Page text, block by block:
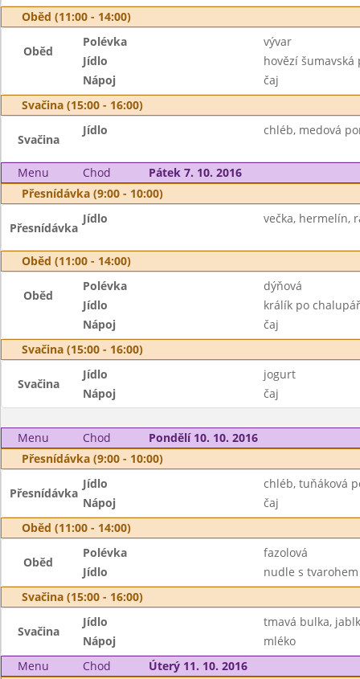
Oběd (11:00 - 14:00)
Oběd
Polévka
vývar
Jídlo
hovězí šumavská
Nápoj
čaj
Svačina (15:00 - 16:00)
Svačina
Jídlo chléb, medová
Menu Chod
Pátek 7. 10. 2016
Přesnídávka (9:00 - 10:00)
Přesnídávka
Jídlo večka, hermelín,
Oběd (11:00 - 14:00)
Oběd
Polévka
dýňová
Jídlo
králík po
Nápoj
čaj
Svačina (15:00 - 16:00)
Svačina
Jídlo
jogurt
Nápoj
čaj
Menu Chod
Pondělí 10. 10. 2016
Přesnídávka (9:00 - 10:00)
Přesnídávka
Jídlo
chléb, tuňáková
Nápoj
čaj
Oběd (11:00 - 14:00)
Oběd
Polévka
fazolová
Jídlo
nudle s tvarohem
Svačina (15:00 - 16:00)
Svačina
Jídlo
tmavá bulka,
Nápoj
mléko
Menu
Chod
Úterý 11. 10. 2016